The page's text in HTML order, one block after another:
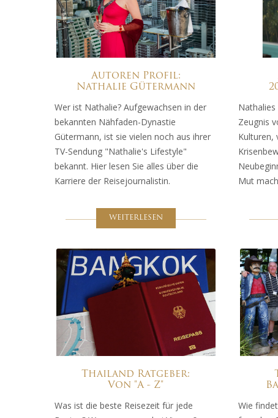
Autoren Profil:
Nathalie Gütermann
Wer ist Nathalie? Aufgewachsen in der
bekannten Nähfaden-Dynastie
Gütermann, ist sie vielen noch aus ihrer
TV-Sendung "Nathalie's Lifestyle"
bekannt. Hier lesen Sie alles über die
Karriere der Reisejournalistin.
WEITERLESEN
Zeugnis
Kulturen,
Mut
Thailand Ratgeber:
Von "A - Z"
Was ist die beste Reisezeit für jede
Wie